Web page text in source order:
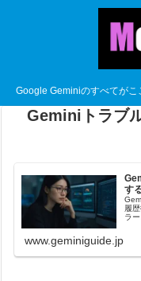
Google Geminiのすべてがこ
Geminiトラブ
す
履
ラ
www.geminiguide.jp